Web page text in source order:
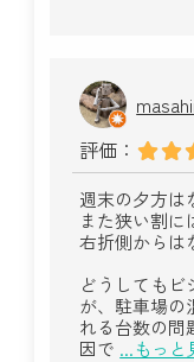
評価：
週末の夕方は
また狭い割に
右折側からは
どうしても
が、駐車場の
れる台数の問
因で ...もっと